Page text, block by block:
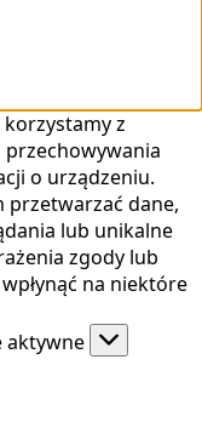
z
o urządzeniu.
przetwarzać dane,
lub unikalne
zgody lub
na niektóre
aktywne